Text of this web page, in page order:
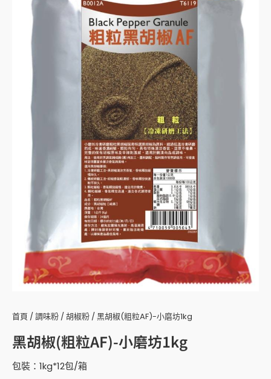
首頁 / 調味粉 / 胡椒粉 / 黑胡椒(粗粒AF)-小磨坊1kg
黑胡椒(粗粒AF)-小磨坊1kg
包裝：1kg*12包/箱